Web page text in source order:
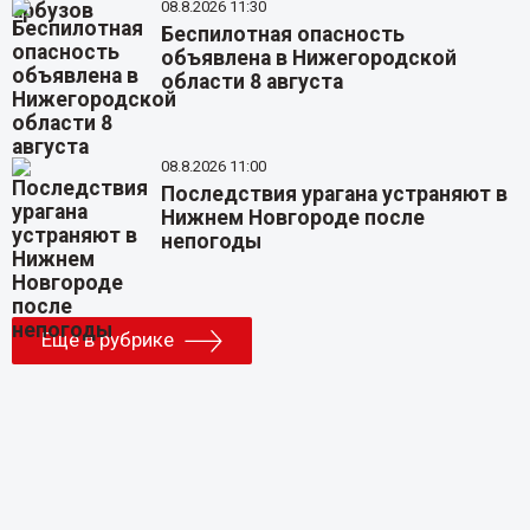
08.8.2026 11:30
Беспилотная опасность
объявлена в Нижегородской
области 8 августа
08.8.2026 11:00
Последствия урагана устраняют в
Нижнем Новгороде после
непогоды
Еще в рубрике